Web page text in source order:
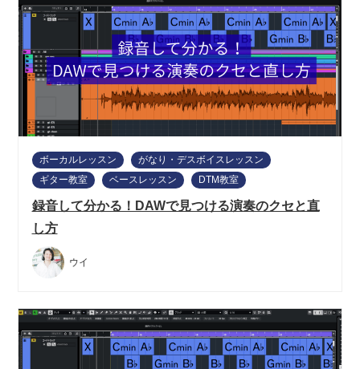
ボーカルレッスン
がなり・デスボイスレッスン
ギター教室
ベースレッスン DTM教室
録音して分かる！DAWで見つける演奏のクセと直
し方
ウイ